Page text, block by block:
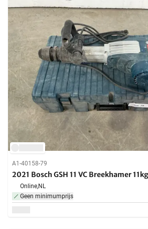
A1-40158-79
2021 Bosch GSH 11 VC Breekhamer
Online,NL
Geen minimumprijs